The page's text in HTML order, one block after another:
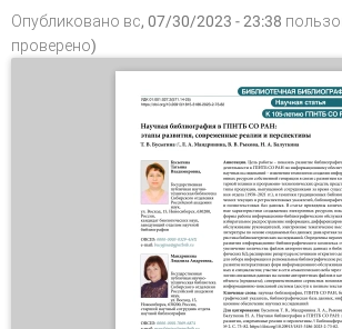
Опубликовано вс, 07/30/2023 - 23:38
проверено)